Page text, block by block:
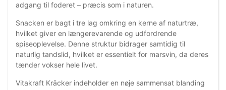
adgang til foderet – præcis som i naturen.
Snacken er bagt i tre lag omkring en kerne af naturtræ,
hvilket giver en længerevarende og udfordrende
spiseoplevelse. Denne struktur bidrager samtidig til
naturlig tandslid, hvilket er essentielt for marsvin, da deres
tænder vokser hele livet.
Vitakraft Kräcker indeholder en nøje sammensat blanding